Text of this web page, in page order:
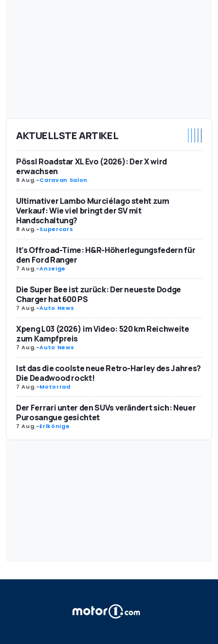
AKTUELLSTE ARTIKEL
Pössl Roadstar XL Evo (2026): Der X wird
erwachsen
8 Aug.-Caravan Salon
Ultimativer Lambo Murciélago steht zum
Verkauf: Wie viel bringt der SV mit
Handschaltung?
8 Aug.-Supercars
It’s Offroad-Time: H&R-Höherlegungsfedern für
den Ford Ranger
7 Aug.-Anzeige
Die Super Bee ist zurück: Der neueste Dodge
Charger hat 600 PS
7 Aug.-Auto News
Xpeng L03 (2026) im Video: 520 km Reichweite
zum Kampfpreis
7 Aug.-Auto News
Ist das die coolste neue Retro-Harley des Jahres?
Die Deadwood rockt!
7 Aug.-Motorrad
Der Ferrari unter den SUVs verändert sich: Neuer
Purosangue gesichtet
7 Aug.-Erlkönige